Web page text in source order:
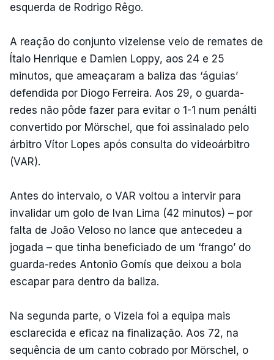
esquerda de Rodrigo Rêgo.
A reação do conjunto vizelense veio de remates de
Ítalo Henrique e Damien Loppy, aos 24 e 25
minutos, que ameaçaram a baliza das ‘águias’
defendida por Diogo Ferreira. Aos 29, o guarda-
redes não pôde fazer para evitar o 1-1 num penálti
convertido por Mörschel, que foi assinalado pelo
árbitro Vítor Lopes após consulta do videoárbitro
(VAR).
Antes do intervalo, o VAR voltou a intervir para
invalidar um golo de Ivan Lima (42 minutos) – por
falta de João Veloso no lance que antecedeu a
jogada – que tinha beneficiado de um ‘frango’ do
guarda-redes Antonio Gomís que deixou a bola
escapar para dentro da baliza.
Na segunda parte, o Vizela foi a equipa mais
esclarecida e eficaz na finalização. Aos 72, na
sequência de um canto cobrado por Mörschel, o